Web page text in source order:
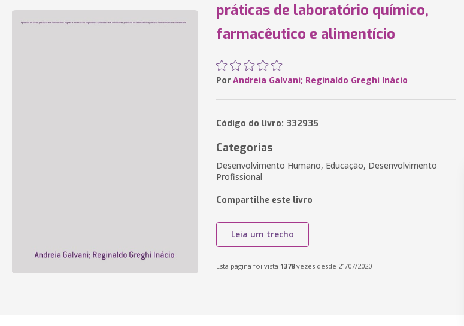
práticas de laboratório químico,
farmacêutico e alimentício
Por Andreia Galvani; Reginaldo Greghi Inácio
Código do livro: 332935
Categorias
Desenvolvimento Humano, Educação, Desenvolvimento
Profissional
Compartilhe este livro
Leia um trecho
Esta página foi vista 1378vezes desde 21/07/2020